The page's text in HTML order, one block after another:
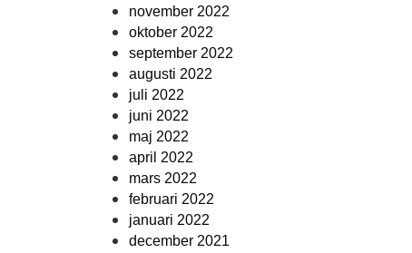
november 2022
oktober 2022
september 2022
augusti 2022
juli 2022
juni 2022
maj 2022
april 2022
mars 2022
februari 2022
januari 2022
december 2021